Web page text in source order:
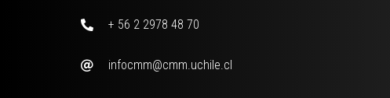
+ 56 2 2978 48 70
infocmm@cmm.uchile.cl